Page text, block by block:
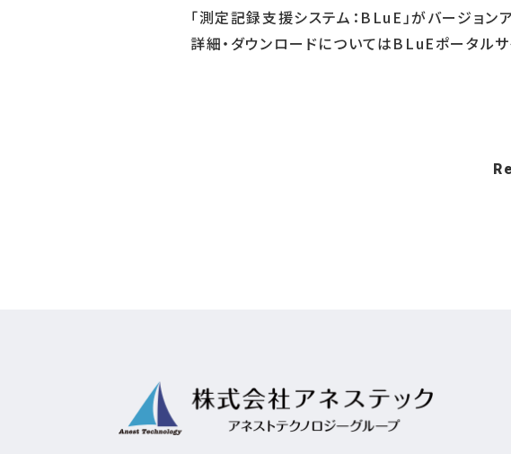
「測定記録支援システム：BLuE」がバージョン
詳細・ダウンロードについてはBLuEポータルサ